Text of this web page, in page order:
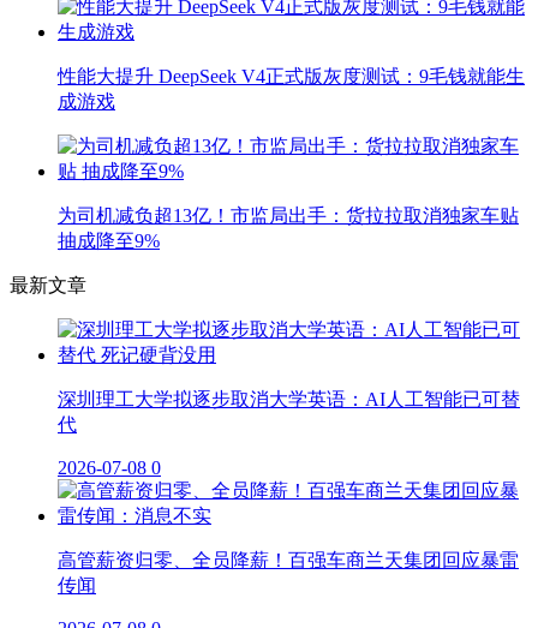
性能大提升 DeepSeek V4正式版灰度测试：9毛钱就能生
成游戏
为司机减负超13亿！市监局出手：货拉拉取消独家车贴
抽成降至9%
最新文章
深圳理工大学拟逐步取消大学英语：AI人工智能已可替
代
2026-07-08 0
高管薪资归零、全员降薪！百强车商兰天集团回应暴雷
传闻